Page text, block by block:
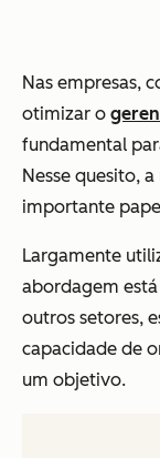
Nas empresas,
otimizar o
fundamental
Nesse quesito,
importante
Largamente
abordagem
outros setores,
capacidade de
um objetivo.